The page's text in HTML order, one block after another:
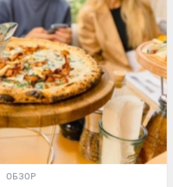
ОБЗОР